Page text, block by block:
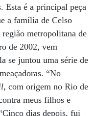
Esta é a principal peça
a família de Celso
metropolitana de
de 2002, vem
se juntou uma série de
“No
, com origem no Rio de
meus filhos e
dias depois, fui